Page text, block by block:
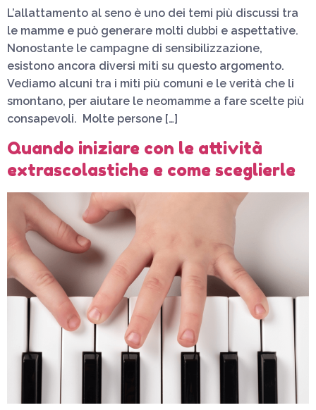
L’allattamento al seno è uno dei temi più discussi tra
le mamme e può generare molti dubbi e aspettative.
Nonostante le campagne di sensibilizzazione,
esistono ancora diversi miti su questo argomento.
Vediamo alcuni tra i miti più comuni e le verità che li
smontano, per aiutare le neomamme a fare scelte più
consapevoli. Molte persone […]
Quando iniziare con le attività
extrascolastiche e come sceglierle